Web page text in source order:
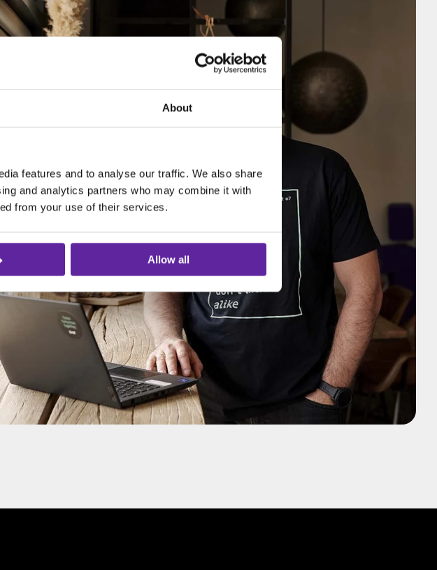
About
features and to analyse our traffic. We also share
and analytics partners who may combine it with
from your use of their services.
Allow all